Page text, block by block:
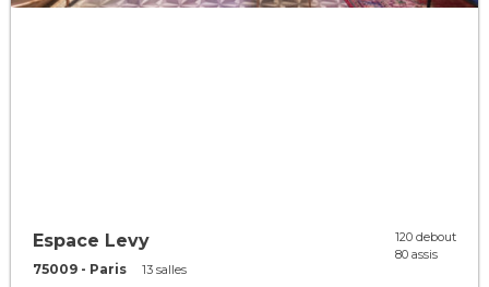
Espace Levy
75009 - Paris 13 salles
120 debout
80 assis